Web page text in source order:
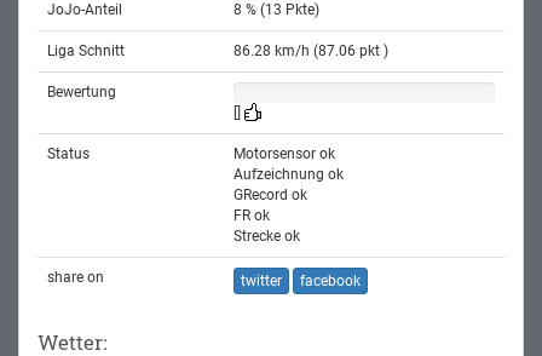
JoJo-Anteil 8 % (13 Pkte)
Liga Schnitt 86.28 km/h (87.06 pkt )
Bewertung
Status
Motorsensor ok
Aufzeichnung ok
GRecord ok
FR ok
Strecke ok
share on twitter facebook
Wetter: